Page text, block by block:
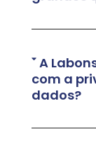
A
com a
dados?